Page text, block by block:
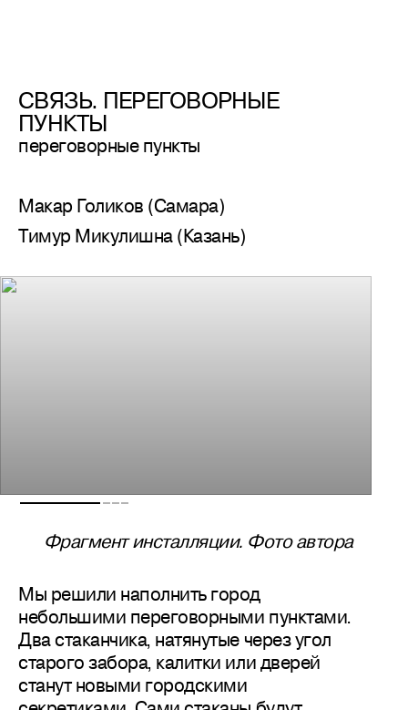
СВЯЗЬ. ПЕРЕГОВОРНЫЕ
ПУНКТЫ
переговорные пункты
Макар Голиков (Самара)
Тимур Микулишна (Казань)
Фрагмент инсталляции. Фото автора
Мы решили наполнить город
небольшими переговорными пунктами.
Два стаканчика, натянутые через угол
старого забора, калитки или дверей
станут новыми городскими